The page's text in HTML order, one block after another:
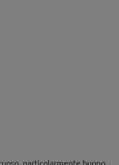
particolarmente buono